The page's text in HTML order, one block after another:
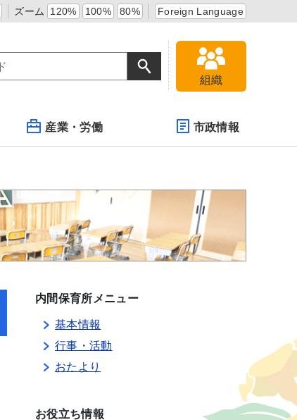
ズーム 120% 100% 80% Foreign Language
組織
産業・労働 市政情報
内間保育所メニュー
基本情報
行事・活動
おたより
お役立ち情報